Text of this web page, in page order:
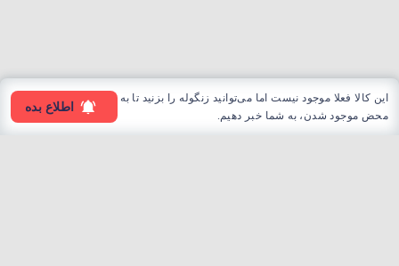
این کالا فعلا موجود نیست اما می‌توانید زنگوله را بزنید تا به
محض موجود شدن، به شما خبر دهیم.
اطلاع بده